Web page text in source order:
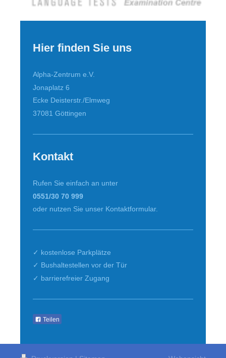
Hier finden Sie uns
Alpha-Zentrum e.V.
Jonaplatz 6
Ecke Deisterstr./Elmweg
37081 Göttingen
Kontakt
Rufen Sie einfach an unter
0551/30 70 999
oder nutzen Sie unser Kontaktformular.
✓ kostenlose Parkplätze
✓ Bushaltestellen vor der Tür
✓ barrierefreier Zugang
Teilen